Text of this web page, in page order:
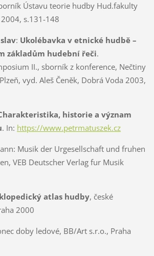
Ústavu teorie hudby Hud.fakulty
2004, s.131-148
: Ukolébavka v etnické hudbě –
základům hudební řeči.
II., sborník z konference, Nečtiny
vyd. Aleš Čeněk, Dobrá Voda 2003,
historie a význam
. In: https://www.petrmatuszek.cz
Musik der Urgesellschaft und fruhen
VEB Deutscher Verlag fur Musik
atlas hudby, české
2000
doby ledové, BB/Art s.r.o., Praha